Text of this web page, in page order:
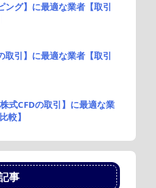
ング】に最適な業者【取引
取引】に最適な業者【取引
式CFDの取引】に最適な業
較】
事